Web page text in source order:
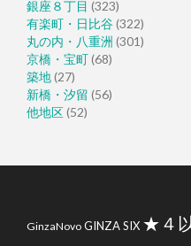
銀座８丁目 (323)
有楽町・日比谷(322)
丸の内・八重洲 (301)
京橋・宝町(68)
築地(27)
新橋・汐留 (56)
他地区(52)
GinzaNovo GINZA SIX ★４